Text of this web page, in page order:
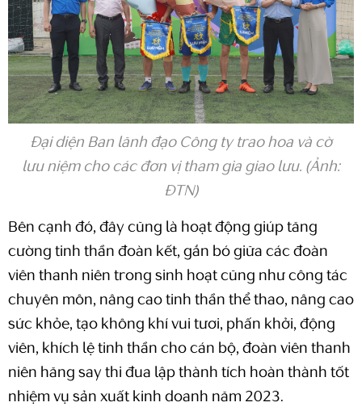
Đại diện Ban lãnh đạo Công ty trao hoa và cờ
lưu niệm cho các đơn vị tham gia giao lưu. (Ảnh:
ĐTN)
Bên cạnh đó, đây cũng là hoạt động giúp tăng
cường tinh thần đoàn kết, gắn bó giữa các đoàn
viên thanh niên trong sinh hoạt cũng như công tác
chuyên môn, nâng cao tinh thần thể thao, nâng cao
sức khỏe, tạo không khí vui tươi, phấn khởi, động
viên, khích lệ tinh thần cho cán bộ, đoàn viên thanh
niên hăng say thi đua lập thành tích hoàn thành tốt
nhiệm vụ sản xuất kinh doanh năm 2023.